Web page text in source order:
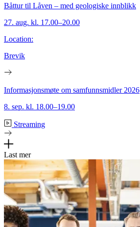
Båttur til Låven – med geologiske innblikk
27. aug. kl. 17.00–20.00
Location:
Brevik
Informasjonsmøte om samfunnsmidler 2026
8. sep. kl. 18.00–19.00
Streaming
Last mer